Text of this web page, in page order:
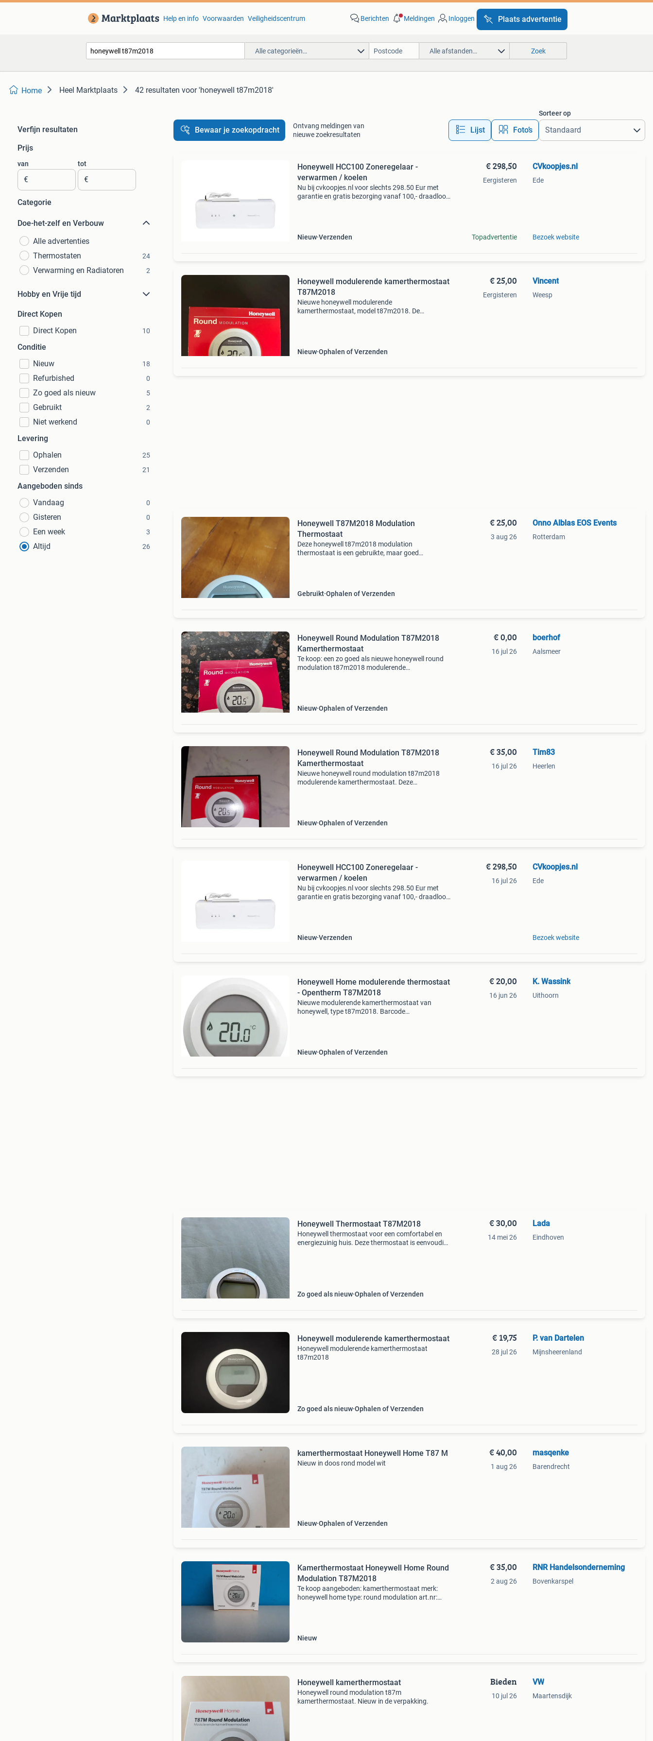
Help en info Voorwaarden Veiligheidscentrum Berichten Meldingen Inloggen Plaats advertentie
Alle categorieën… Alle afstanden… Zoek
Home Heel Marktplaats 42 resultaten voor 'honeywell t87m2018'
Verfijn resultaten
Prijs
van
€
tot
€
Categorie
Doe-het-zelf en Verbouw
Alle advertenties
Thermostaten
24
Verwarming en Radiatoren 2
Hobby en Vrije tijd
Direct Kopen
Direct Kopen
10
Conditie
Nieuw
18
Refurbished 0
Zo goed als nieuw 5
Gebruikt 2
Niet werkend 0
Levering
Ophalen
25
Verzenden 21
Aangeboden sinds
Vandaag
0
Gisteren 0
Een week 3
Altijd 26
Bewaar je zoekopdracht
Ontvang meldingen van
nieuwe zoekresultaten
Lijst Foto’s
Sorteer op
Honeywell HCC100 Zoneregelaar -
verwarmen / koelen
Nu bij cvkoopjes.nl voor slechts 298.50 Eur met
garantie en gratis bezorging vanaf 100,- draadloos
Nieuw Verzenden
€ 298,50
Eergisteren
Topadvertentie
CVkoopjes.nl
Ede
Bezoek website
Honeywell modulerende kamerthermostaat
T87M2018
Nieuwe honeywell modulerende
kamerthermostaat, model t87m2018. De
Nieuw Ophalen of Verzenden
€ 25,00
Eergisteren
Vincent
Weesp
Honeywell T87M2018 Modulation
Thermostaat
Deze honeywell t87m2018 modulation
thermostaat is een gebruikte, maar goed
Gebruikt Ophalen of Verzenden
€ 25,00
3 aug 26
Onno Alblas EOS Events
Rotterdam
Honeywell Round Modulation T87M2018
Kamerthermostaat
Te koop: een zo goed als nieuwe honeywell round
modulation t87m2018 modulerende
Nieuw Ophalen of Verzenden
€ 0,00
16 jul 26
boerhof
Aalsmeer
Honeywell Round Modulation T87M2018
Kamerthermostaat
Nieuwe honeywell round modulation t87m2018
modulerende kamerthermostaat. Deze
Nieuw Ophalen of Verzenden
€ 35,00
16 jul 26
Tim83
Heerlen
Honeywell HCC100 Zoneregelaar -
verwarmen / koelen
Nu bij cvkoopjes.nl voor slechts 298.50 Eur met
garantie en gratis bezorging vanaf 100,- draadloos
Nieuw Verzenden
€ 298,50
16 jul 26
CVkoopjes.nl
Ede
Bezoek website
Honeywell Home modulerende thermostaat
- Opentherm T87M2018
Nieuwe modulerende kamerthermostaat van
honeywell, type t87m2018. Barcode
Nieuw Ophalen of Verzenden
€ 20,00
16 jun 26
K. Wassink
Uithoorn
Honeywell Thermostaat T87M2018
Honeywell thermostaat voor een comfortabel en
energiezuinig huis. Deze thermostaat is eenvoudig
Zo goed als nieuw Ophalen of Verzenden
€ 30,00
14 mei 26
Lada
Eindhoven
Honeywell modulerende kamerthermostaat
Honeywell modulerende kamerthermostaat
t87m2018
Zo goed als nieuw Ophalen of Verzenden
€ 19,75
28 jul 26
P. van Dartelen
Mijnsheerenland
kamerthermostaat Honeywell Home T87 M
Nieuw in doos rond model wit
Nieuw Ophalen of Verzenden
€ 40,00
1 aug 26
masqenke
Barendrecht
Kamerthermostaat Honeywell Home Round
Modulation T87M2018
Te koop aangeboden: kamerthermostaat merk:
honeywell home type: round modulation art.nr:
Nieuw
€ 35,00
2 aug 26
RNR Handelsonderneming
Bovenkarspel
Honeywell kamerthermostaat
Honeywell round modulation t87m
kamerthermostaat. Nieuw in de verpakking.
Bieden
10 jul 26
VW
Maartensdijk